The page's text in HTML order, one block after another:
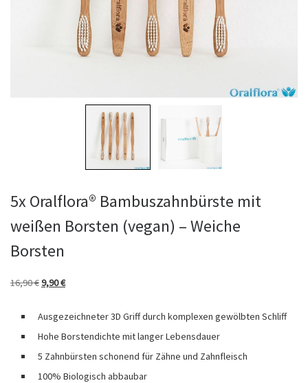
5x Oralflora® Bambuszahnbürste mit
weißen Borsten (vegan) – Weiche
Borsten
16,90€Ursprünglicher Preis war: 16,90 €
9,90€Aktueller Preis ist: 9,90 €.
Ausgezeichneter 3D Griff durch komplexen gewölbten Schliff
Hohe Borstendichte mit langer Lebensdauer
5 Zahnbürsten schonend für Zähne und Zahnfleisch
100% Biologisch abbaubar